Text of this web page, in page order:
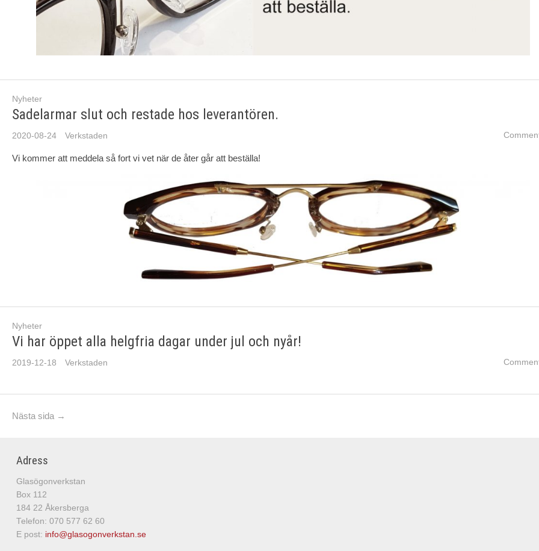
Nyheter
Sadelarmar slut och restade hos leverantören.
2020-08-24 Verkstaden
Vi kommer att meddela så fort vi vet när de åter går att beställa!
Nyheter
Vi har öppet alla helgfria dagar under jul och nyår!
2019-12-18 Verkstaden
Nästa sida →
Adress
Glasögonverkstan
Box 112
184 22 Åkersberga
Telefon: 070 577 62 60
E post: info@glasogonverkstan.se